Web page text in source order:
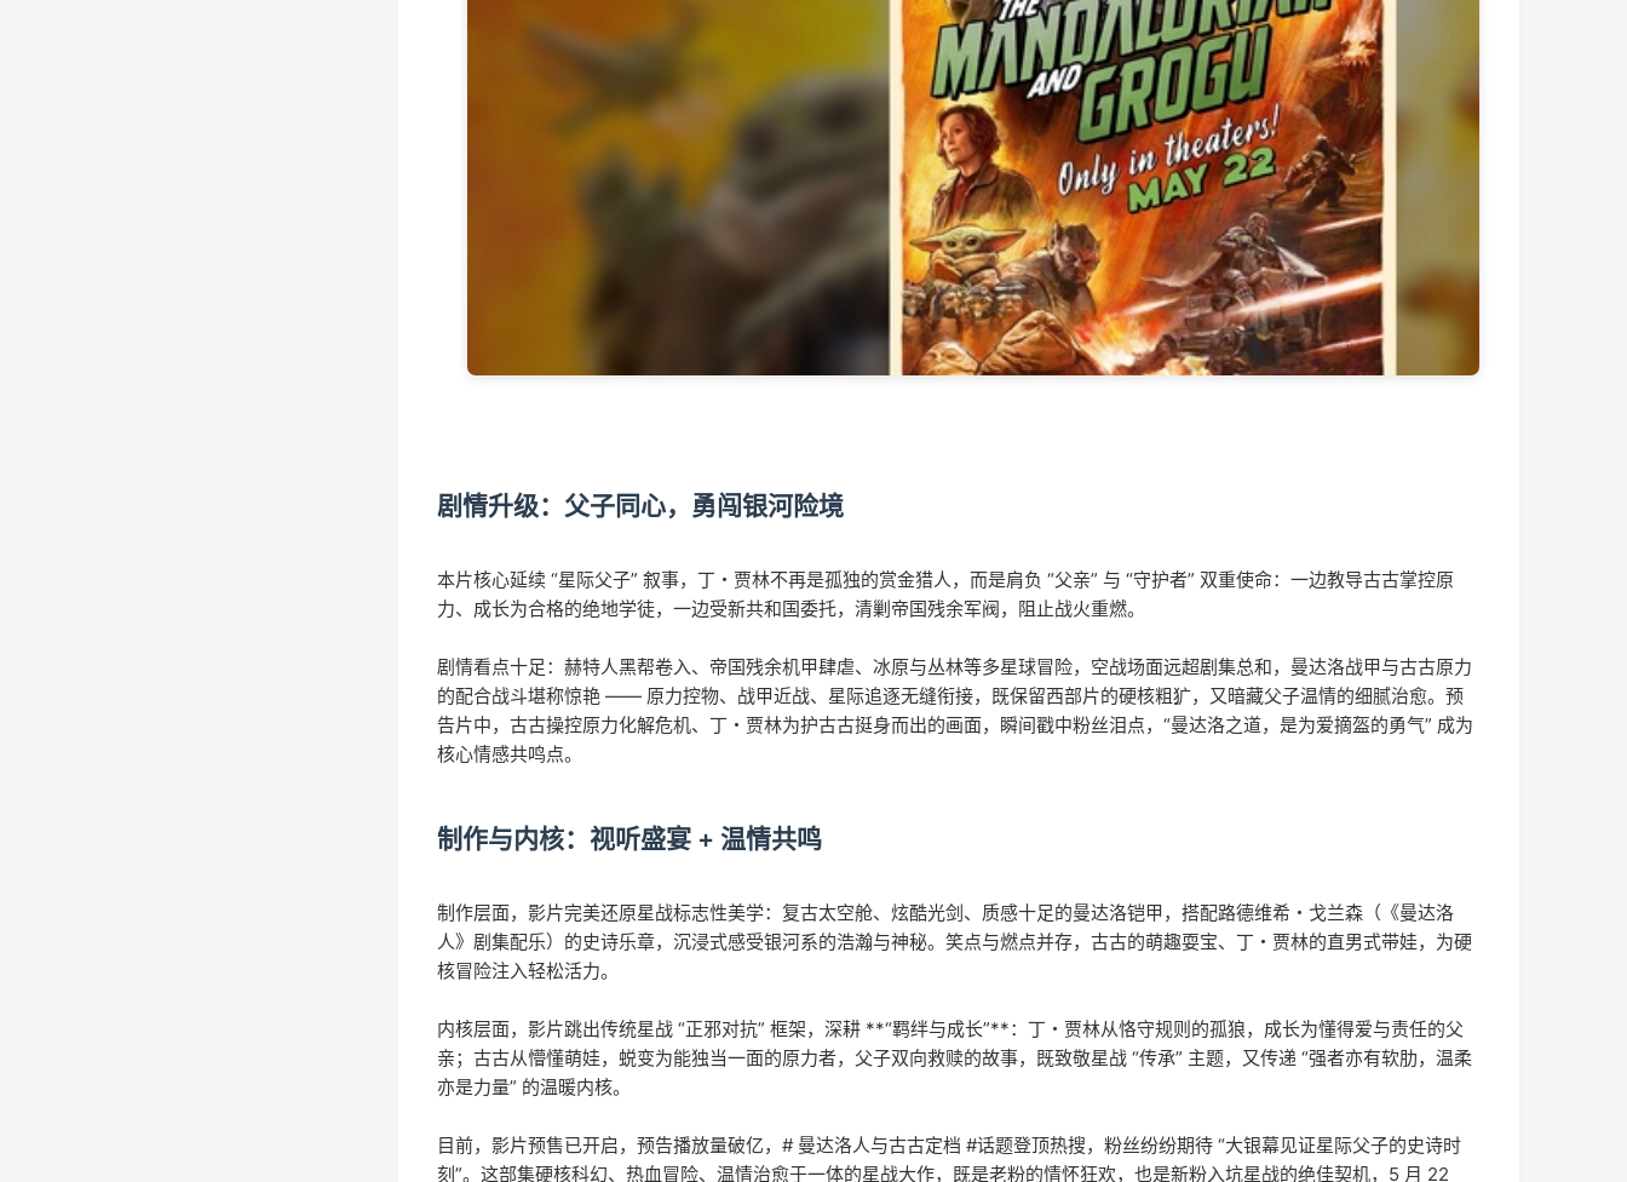
剧情升级：父子同心，勇闯银河险境
本片核心延续 “星际父子” 叙事，丁・贾林不再是孤独的赏金猎人，而是肩负 “父亲” 与 “守护者” 双重使命：一边教导古古掌控原
力、成长为合格的绝地学徒，一边受新共和国委托，清剿帝国残余军阀，阻止战火重燃。
剧情看点十足：赫特人黑帮卷入、帝国残余机甲肆虐、冰原与丛林等多星球冒险，空战场面远超剧集总和，曼达洛战甲与古古原力
的配合战斗堪称惊艳 —— 原力控物、战甲近战、星际追逐无缝衔接，既保留西部片的硬核粗犷，又暗藏父子温情的细腻治愈。预
告片中，古古操控原力化解危机、丁・贾林为护古古挺身而出的画面，瞬间戳中粉丝泪点，“曼达洛之道，是为爱摘盔的勇气” 成为
核心情感共鸣点。
制作与内核：视听盛宴 + 温情共鸣
制作层面，影片完美还原星战标志性美学：复古太空舱、炫酷光剑、质感十足的曼达洛铠甲，搭配路德维希・戈兰森（《曼达洛
人》剧集配乐）的史诗乐章，沉浸式感受银河系的浩瀚与神秘。笑点与燃点并存，古古的萌趣耍宝、丁・贾林的直男式带娃，为硬
核冒险注入轻松活力。
内核层面，影片跳出传统星战 “正邪对抗” 框架，深耕 **“羁绊与成长”**：丁・贾林从恪守规则的孤狼，成长为懂得爱与责任的父
亲；古古从懵懂萌娃，蜕变为能独当一面的原力者，父子双向救赎的故事，既致敬星战 “传承” 主题，又传递 “强者亦有软肋，温柔
亦是力量” 的温暖内核。
目前，影片预售已开启，预告播放量破亿，# 曼达洛人与古古定档 #话题登顶热搜，粉丝纷纷期待 “大银幕见证星际父子的史诗时
刻”。这部集硬核科幻、热血冒险、温情治愈于一体的星战大作，既是老粉的情怀狂欢，也是新粉入坑星战的绝佳契机，5 月 22